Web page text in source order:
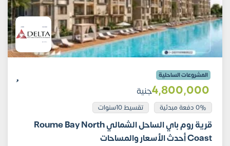
المشروعات الساحلية
4٬800٬000جنية
0% دفعة مبدئية تقسيط 10سنوات
قرية روم باي الساحل الشمالي Roume Bay North
Coast أحدث الأسعار والمساحات